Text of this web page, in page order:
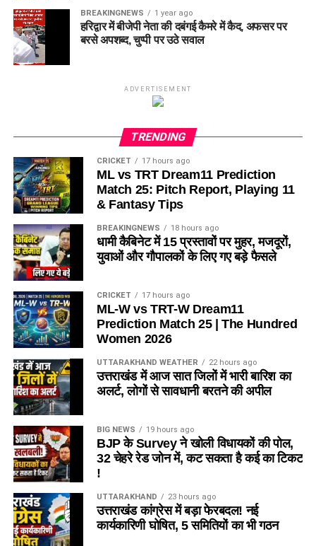
BREAKINGNEWS 1 year ago
हरिद्वार में बीजेपी नेता की दबंगई कैमरे में कैद, अफसर पर
बरसे अपशब्द, चुप्पी पर उठे सवाल
ADVERTISEMENT
TRENDING
CRICKET 17 hours ago
ML vs TRT Dream11 Prediction
Match 25: Pitch Report, Playing 11
& Fantasy Tips
BREAKINGNEWS 18 hours ago
धामी कैबिनेट में 15 प्रस्तावों पर मुहर, मजदूरों,
युवाओं और गौपालकों के लिए गए बड़े फैसले
CRICKET 17 hours ago
ML-W vs TRT-W Dream11
Prediction Match 25 | The Hundred
Women 2026
UTTARAKHAND WEATHER 22 hours ago
उत्तराखंड में आज सात जिलों में भारी बारिश का
अलर्ट, लोगों से सावधानी बरतने की अपील
BIG NEWS 19 hours ago
BJP के Survey ने खोली विधायकों की पोल,
32 चेहरे रेड जोन में, कट सकता है कई का टिकट
!
UTTARAKHAND 23 hours ago
उत्तराखंड कांग्रेस में बड़ा फेरबदल! नई
कार्यकारिणी घोषित, 5 समितियों का भी गठन